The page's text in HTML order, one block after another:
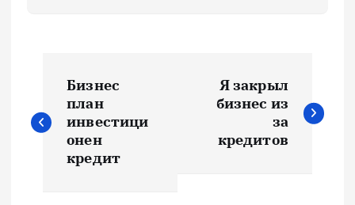
а
Бизнес
план
инвестици
онен
кредит
Я закрыл
бизнес из
за
кредитов